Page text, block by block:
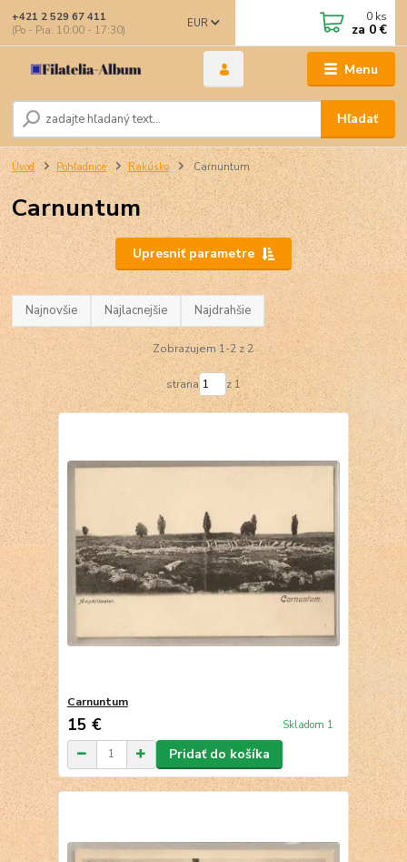
Menu
EUR
Hľadať
+421 2 529 67 411
(Po - Pia: 10:00 - 17:30)
0 ks
za 0 €
Úvod Pohľadnice Rakúsko Carnuntum
Carnuntum
Upresniť parametre
Najnovšie Najlacnejšie Najdrahšie
Zobrazujem 1-2 z 2
strana z 1
Carnuntum
15 € Skladom 1
Pridať do košíka